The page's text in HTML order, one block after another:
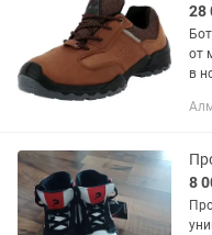
28
от
в
8